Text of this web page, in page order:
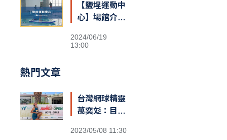
【鹽埕運動中
心】場館介紹
2024/06/19
13:00
熱門文章
台灣網球精靈
萬奕彣：目標
第一
2023/05/08 11:30